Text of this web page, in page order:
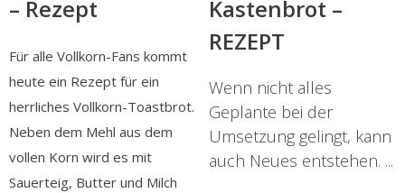
– Rezept
Für alle Vollkorn-Fans kommt
heute ein Rezept für ein
herrliches Vollkorn-Toastbrot.
Neben dem Mehl aus dem
vollen Korn wird es mit
Sauerteig, Butter und Milch
Kastenbrot –
REZEPT
Wenn nicht alles
Geplante bei der
Umsetzung gelingt, kann
auch Neues entstehen. ...